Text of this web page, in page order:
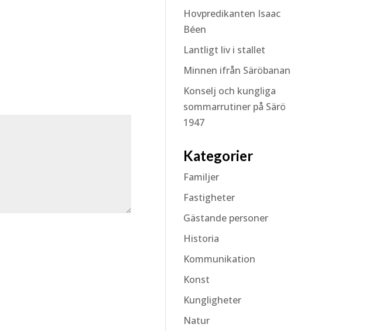
Hovpredikanten Isaac
Béen
Lantligt liv i stallet
Minnen ifrån Säröbanan
Konselj och kungliga
sommarrutiner på Särö
1947
Kategorier
Familjer
Fastigheter
Gästande personer
Historia
Kommunikation
Konst
Kungligheter
Natur